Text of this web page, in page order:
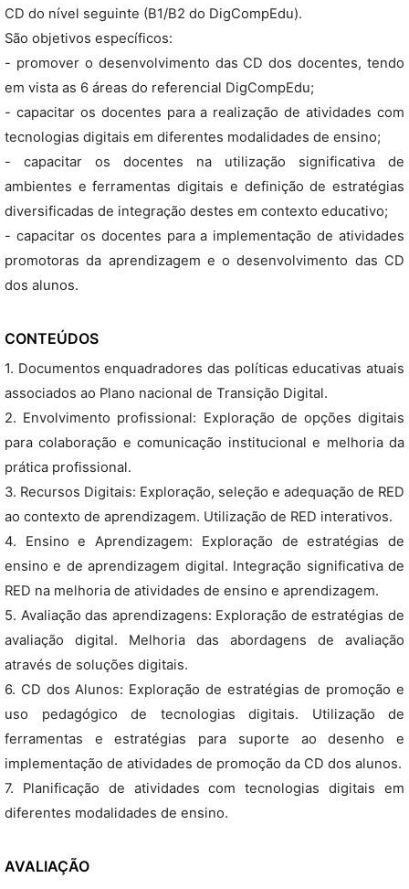
CD do nível seguinte (B1/B2 do DigCompEdu).
São objetivos específicos:
- promover o desenvolvimento das CD dos docentes, tendo
em vista as 6 áreas do referencial DigCompEdu;
- capacitar os docentes para a realização de atividades com
tecnologias digitais em diferentes modalidades de ensino;
- capacitar os docentes na utilização significativa de
ambientes e ferramentas digitais e definição de estratégias
diversificadas de integração destes em contexto educativo;
- capacitar os docentes para a implementação de atividades
promotoras da aprendizagem e o desenvolvimento das CD
dos alunos.
CONTEÚDOS
1. Documentos enquadradores das políticas educativas atuais
associados ao Plano nacional de Transição Digital.
2. Envolvimento profissional: Exploração de opções digitais
para colaboração e comunicação institucional e melhoria da
prática profissional.
3. Recursos Digitais: Exploração, seleção e adequação de RED
ao contexto de aprendizagem. Utilização de RED interativos.
4. Ensino e Aprendizagem: Exploração de estratégias de
ensino e de aprendizagem digital. Integração significativa de
RED na melhoria de atividades de ensino e aprendizagem.
5. Avaliação das aprendizagens: Exploração de estratégias de
avaliação digital. Melhoria das abordagens de avaliação
através de soluções digitais.
6. CD dos Alunos: Exploração de estratégias de promoção e
uso pedagógico de tecnologias digitais. Utilização de
ferramentas e estratégias para suporte ao desenho e
implementação de atividades de promoção da CD dos alunos.
7. Planificação de atividades com tecnologias digitais em
diferentes modalidades de ensino.
AVALIAÇÃO